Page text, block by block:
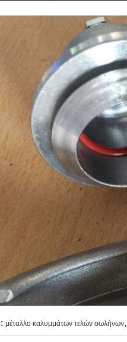
μέταλλο καλυμμάτων τελών σωλήνων,